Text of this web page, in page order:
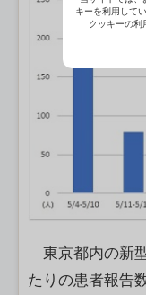
東京都内の新
たりの患者報告
キーを利用して
クッキーの利